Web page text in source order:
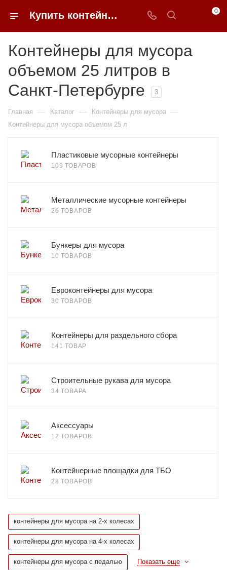
Купить контейнеры для мусора 25 литров в Санкт-Петербурге | 0FFER 0
Контейнеры для мусора
объемом 25 литров в
Санкт-Петербурге
3
Главная — Каталог — Контейнеры для мусора —
Контейнеры для мусора объемом 25 л
Пластиковые мусорные контейнеры
109 ТОВАРОВ
Металлические мусорные контейнеры
26 ТОВАРОВ
Бункеры для мусора
10 ТОВАРОВ
Евроконтейнеры для мусора
30 ТОВАРОВ
Контейнеры для раздельного сбора
141 ТОВАР
Строительные рукава для мусора
34 ТОВАРА
Аксессуары
12 ТОВАРОВ
Контейнерные площадки для ТБО
28 ТОВАРОВ
контейнеры для мусора на 2-х колесах
контейнеры для мусора на 4-х колесах
контейнеры для мусора с педалью Показать еще